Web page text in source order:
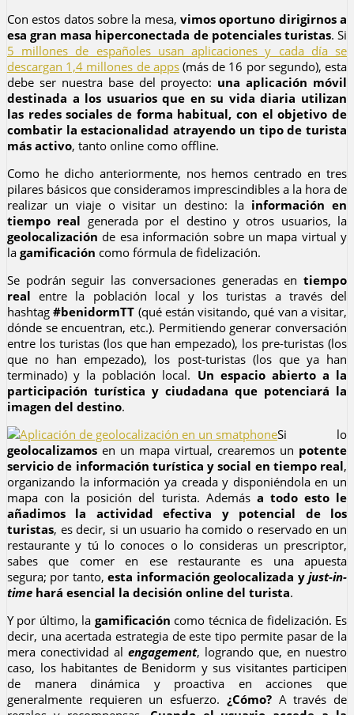
Con estos datos sobre la mesa, vimos oportuno dirigirnos a
esa gran masa hiperconectada de potenciales turistas. Si
5 millones de españoles usan aplicaciones y cada día se
descargan 1,4 millones de apps(más de 16 por segundo), esta
debe ser nuestra base del proyecto: una aplicación móvil
destinada a los usuarios que en su vida diaria utilizan
las redes sociales de forma habitual, con el objetivo de
combatir la estacionalidad atrayendo un tipo de turista
más activo, tanto online como offline.
Como he dicho anteriormente, nos hemos centrado en tres
pilares básicos que consideramos imprescindibles a la hora de
realizar un viaje o visitar un destino: la información en
tiempo real generada por el destino y otros usuarios, la
geolocalización de esa información sobre un mapa virtual y
la gamificación como fórmula de fidelización.
Se podrán seguir las conversaciones generadas en tiempo
real entre la población local y los turistas a través del
hashtag#benidormTT (qué están visitando, qué van a visitar,
dónde se encuentran, etc.). Permitiendo generar conversación
entre los turistas (los que han empezado), los pre-turistas (los
que no han empezado), los post-turistas (los que ya han
terminado) y la población local. Un espacio abierto a la
participación turística y ciudadana que potenciará la
imagen del destino.
Si lo
geolocalizamos en un mapa virtual, crearemos un potente
servicio de información turística y social en tiempo real,
organizando la información ya creada y disponiéndola en un
mapa con la posición del turista. Además a todo esto le
añadimos la actividad efectiva y potencial de los
turistas, es decir, si un usuario ha comido o reservado en un
restaurante y tú lo conoces o lo consideras un prescriptor,
sabes que comer en ese restaurante es una apuesta
segura; por tanto,esta información geolocalizada yjust-in-
time hará esencial la decisión online del turista.
Y por último, la gamificación como técnica de fidelización. Es
decir, una acertada estrategia de este tipo permite pasar de la
mera conectividad al engagement, logrando que, en nuestro
caso, los habitantes de Benidorm y sus visitantes participen
de manera dinámica y proactiva en acciones que
generalmente requieren un esfuerzo. ¿Cómo?A través de